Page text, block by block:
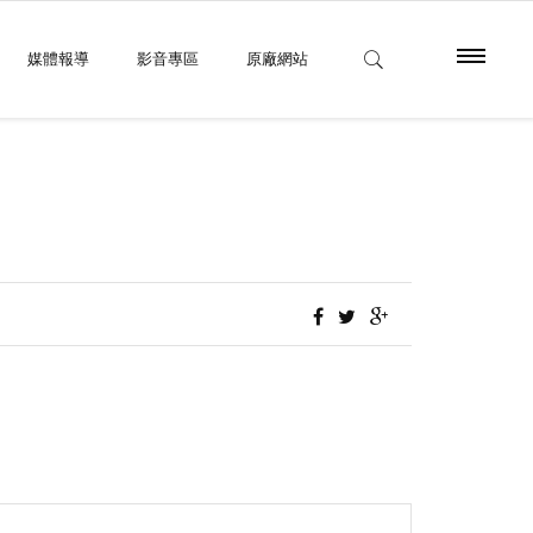
媒體報導 影音專區 原廠網站